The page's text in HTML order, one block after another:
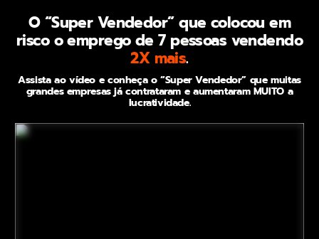
O “Super Vendedor” que colocou em
risco o emprego de 7 pessoas vendendo
2X mais.
Assista ao vídeo e conheça o “Super Vendedor” que muitas
grandes empresas já contrataram e aumentaram MUITO a
lucratividade.